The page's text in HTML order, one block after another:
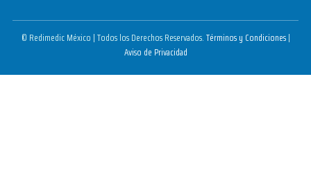
© Redimedic México | Todos los Derechos Reservados.Términos y Condiciones|
Aviso de Privacidad